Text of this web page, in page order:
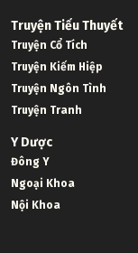
Truyện Tiểu Thuyết
Truyện Cổ Tích
Truyện Kiếm Hiệp
Truyện Ngôn Tình
Truyện Tranh
Y Dược
Đông Y
Ngoại Khoa
Nội Khoa